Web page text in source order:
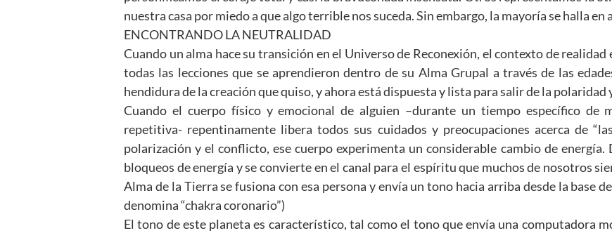
nuestra casa por miedo a que algo terrible nos suceda. Sin embargo, la mayoría se halla
ENCONTRANDO LA NEUTRALIDAD
Cuando un alma hace su transición en el Universo de Reconexión, el contexto de
todas las lecciones que se aprendieron dentro de su Alma Grupal a través de las
hendidura de la creación que quiso, y ahora está dispuesta y lista para salir de la
Cuando el cuerpo físico y emocional de alguien –durante un tiempo específico de
repetitiva- repentinamente libera todos sus cuidados y preocupaciones acerca de
polarización y el conflicto, ese cuerpo experimenta un considerable cambio de energía.
bloqueos de energía y se convierte en el canal para el espíritu que muchos de nosotros
Alma de la Tierra se fusiona con esa persona y envía un tono hacia arriba desde la base
denomina “chakra coronario”)
El tono de este planeta es característico, tal como el tono que envía una computadora